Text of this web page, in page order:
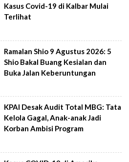
Kasus Covid-19 di Kalbar Mulai
Terlihat
Ramalan Shio 9 Agustus 2026: 5
Shio Bakal Buang Kesialan dan
Buka Jalan Keberuntungan
KPAI Desak Audit Total MBG: Tata
Kelola Gagal, Anak-anak Jadi
Korban Ambisi Program